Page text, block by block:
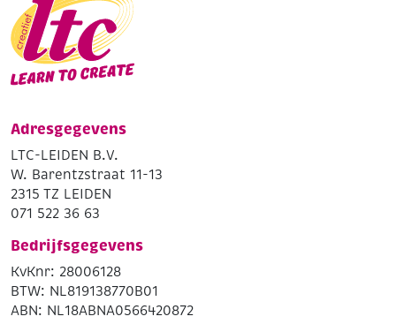
Adresgegevens
LTC-LEIDEN B.V.
W. Barentzstraat 11-13
2315 TZ LEIDEN
071 522 36 63
Bedrijfsgegevens
KvKnr: 28006128
BTW: NL819138770B01
ABN: NL18ABNA0566420872